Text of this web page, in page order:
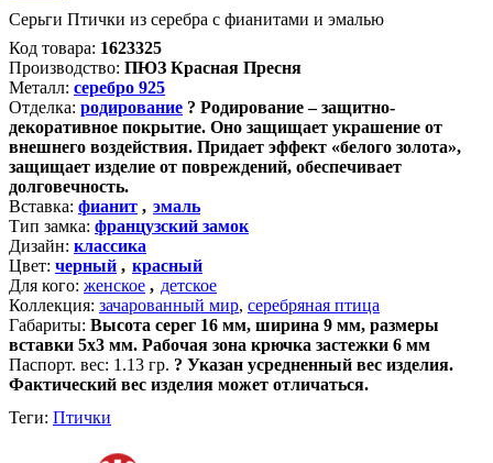
Серьги Птички из серебра с фианитами и эмалью
Код товара: 1623325
Производство: ПЮЗ Красная Пресня
Металл: серебро 925
Отделка: родирование ? Родирование – защитно-
декоративное покрытие. Оно защищает украшение от
внешнего воздействия. Придает эффект «белого золота»,
защищает изделие от повреждений, обеспечивает
долговечность.
Вставка: фианит , эмаль
Тип замка: французский замок
Дизайн: классика
Цвет: черный , красный
Для кого: женское , детское
Коллекция: зачарованный мир, серебряная птица
Габариты: Высота серег 16 мм, ширина 9 мм, размеры
вставки 5х3 мм. Рабочая зона крючка застежки 6 мм
Паспорт. вес: 1.13 гр. ? Указан усредненный вес изделия.
Фактический вес изделия может отличаться.
Теги: Птички